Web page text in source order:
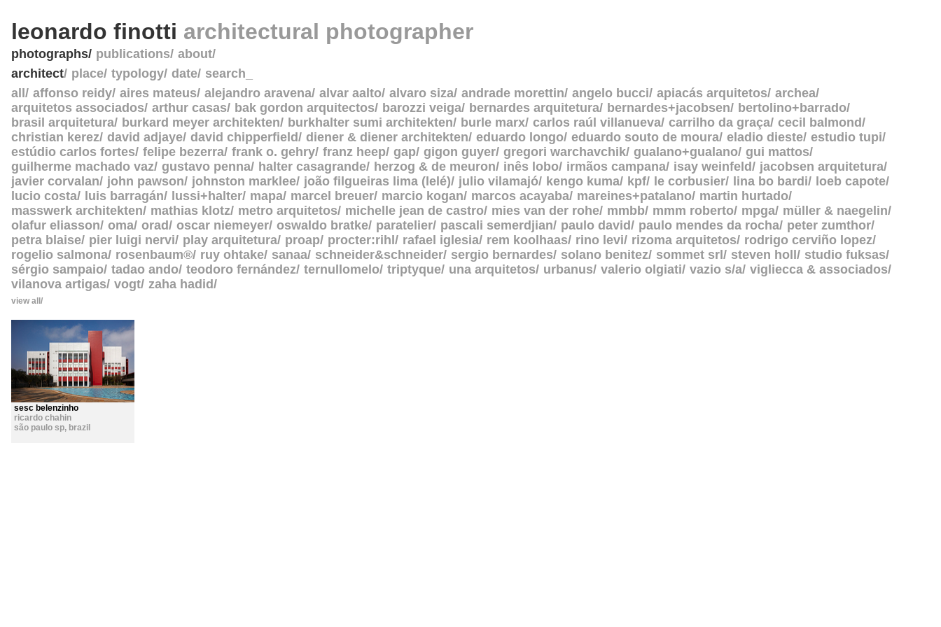
leonardo finotti architectural photographer
photographs publications about
architect place typology date search_
all
affonso reidy aires mateus alejandro aravena alvar aalto alvaro siza andrade morettin angelo bucci apiacás arquitetos archea
arquitetos associados arthur casas bak gordon arquitectos barozzi veiga bernardes arquitetura bernardes+jacobsen
bertolino+barrado
brasil arquitetura
burkard meyer architekten burkhalter sumi architekten burle marx carlos raúl villanueva carrilho da graça cecil balmond
christian kerez david adjaye david chipperfield diener & diener architekten eduardo longo eduardo souto de moura eladio dieste estudio tupi
estúdio carlos fortes felipe bezerra frank o. gehry franz heep gap gigon guyer gregori warchavchik gualano+gualano gui mattos
guilherme machado vaz gustavo penna halter casagrande herzog & de meuron inês lobo irmãos campana isay weinfeld
jacobsen arquitetura
javier corvalan
john pawson johnston marklee joão filgueiras lima (lelé) julio vilamajó kengo kuma kpf le corbusier lina bo bardi
loeb capote
lucio costa
luis barragán lussi+halter mapa marcel breuer marcio kogan marcos acayaba mareines+patalano martin hurtado
masswerk architekten
mathias klotz metro arquitetos michelle jean de castro mies van der rohe mmbb mmm roberto mpga müller & naegelin
olafur eliasson oma orad oscar niemeyer oswaldo bratke paratelier pascali semerdjian paulo david paulo mendes da rocha peter zumthor
petra blaise pier luigi nervi play arquitetura proap procter:rihl rafael iglesia rem koolhaas rino levi rizoma arquitetos
rodrigo cerviño lopez
rogelio salmona rosenbaum® ruy ohtake sanaa schneider&schneider sergio bernardes solano benitez sommet srl steven holl
studio fuksas
sérgio sampaio tadao ando teodoro fernández ternullomelo triptyque una arquitetos urbanus valerio olgiati vazio s/a vigliecca & associados
vilanova artigas vogt zaha hadid
view all
sesc belenzinho
ricardo chahin
são paulo sp, brazil